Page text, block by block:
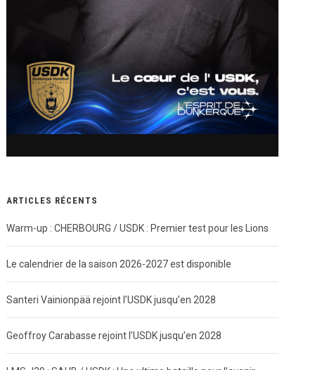
ARTICLES RÉCENTS
Warm-up : CHERBOURG / USDK : Premier test pour les Lions
Le calendrier de la saison 2026-2027 est disponible
Santeri Vainionpää rejoint l’USDK jusqu’en 2028
Geoffroy Carabasse rejoint l’USDK jusqu’en 2028